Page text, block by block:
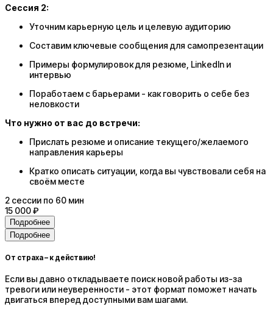
Сессия 2:
Уточним карьерную цель и целевую аудиторию
Составим ключевые сообщения для самопрезентации
Примеры формулировок для резюме, LinkedIn и
интервью
Поработаем с барьерами - как говорить о себе без
неловкости
Что нужно от вас до встречи:
Прислать резюме и описание текущего/желаемого
направления карьеры
Кратко описать ситуации, когда вы чувствовали себя на
своём месте
2 сессии по 60 мин
15 000 ₽
Подробнее
Подробнее
От страха – к действию!
Если вы давно откладываете поиск новой работы из-за
тревоги или неуверенности - этот формат поможет начать
двигаться вперед доступными вам шагами.